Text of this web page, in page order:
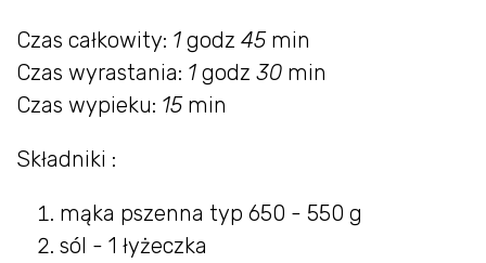
Czas całkowity: 1 godz 45min
Czas wyrastania: 1 godz 30 min
Czas wypieku: 15min
Składniki :
mąka pszenna typ 650 - 550 g
sól - 1 łyżeczka